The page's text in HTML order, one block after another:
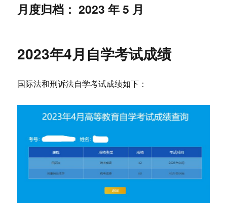
月度归档：2023 年 5 月
2023年4月自学考试成绩
国际法和刑诉法自学考试成绩如下：